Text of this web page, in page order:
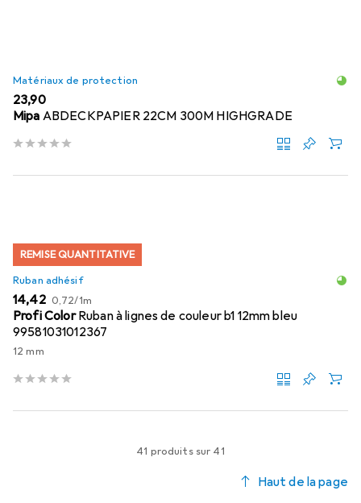
Matériaux de protection
EUR
23,90
Mipa ABDECKPAPIER 22CM 300M HIGHGRADE
REMISE QUANTITATIVE
Ruban adhésif
EUR
14,42 EUR
0,72/1m
Profi Color Ruban à lignes de couleur b1 12mm bleu
99581031012367
12 mm
41 produits sur 41
Haut de la page